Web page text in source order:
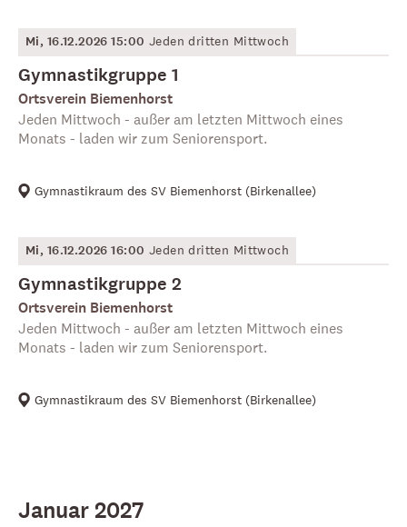
Mi, 16.12.2026 15:00 Jeden dritten Mittwoch
Gymnastikgruppe 1
Ortsverein Biemenhorst
Jeden Mittwoch - außer am letzten Mittwoch eines
Monats - laden wir zum Seniorensport.
Gymnastikraum des SV Biemenhorst (Birkenallee)
Mi, 16.12.2026 16:00 Jeden dritten Mittwoch
Gymnastikgruppe 2
Ortsverein Biemenhorst
Jeden Mittwoch - außer am letzten Mittwoch eines
Monats - laden wir zum Seniorensport.
Gymnastikraum des SV Biemenhorst (Birkenallee)
Januar 2027